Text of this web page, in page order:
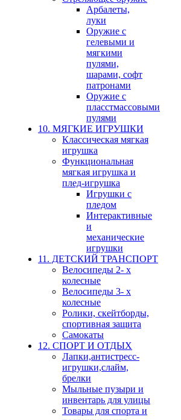
Арбалеты,
луки
Оружие с
гелевыми и
мягкими
пулями,
шарами, софт
патронами
Оружие с
пласстмассовыми
пулями
10. МЯГКИЕ ИГРУШКИ
Классическая мягкая
игрушка
Функциональная
мягкая игрушка и
плед-игрушка
Игрушки с
пледом
Интерактивные
и
механические
игрушки
11. ДЕТСКИЙ ТРАНСПОРТ
Велосипеды 2- х
колесные
Велосипеды 3- х
колесные
Ролики, скейтборды,
спортивная защита
Самокаты
12. СПОРТ И ОТДЫХ
Лапки,антистресс-
игрушки,слайм,
брелки
Мыльные пузыри и
инвентарь для улицы
Товары для спорта и